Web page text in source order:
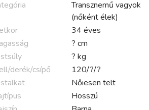
Transznemű vagyok
(nőként élek)
34 éves
? cm
? kg
derék/csípő
120/?/?
Nőiesen telt
Hosszú